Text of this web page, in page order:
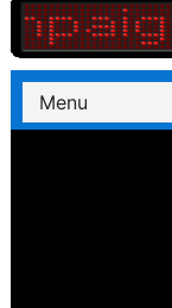
DPRD Kota
Unggul 3 Gol
Jelang HUT RI